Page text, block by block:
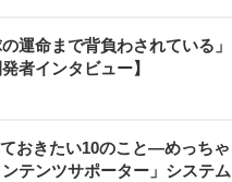
運命まで背負わされている」
者インタビュー】
おきたい10のこと―めっちゃ
テンツサポーター」システム